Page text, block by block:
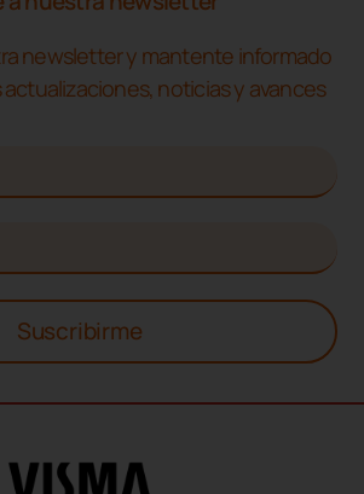
newsletter y mantente informado
noticias y avances
Suscribirme